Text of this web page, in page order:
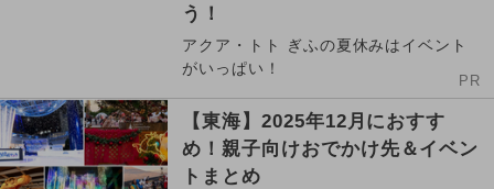
う！
アクア・トト ぎふの夏休みはイベント
がいっぱい！
PR
【東海】2025年12月におすす
め！親子向けおでかけ先＆イベン
トまとめ